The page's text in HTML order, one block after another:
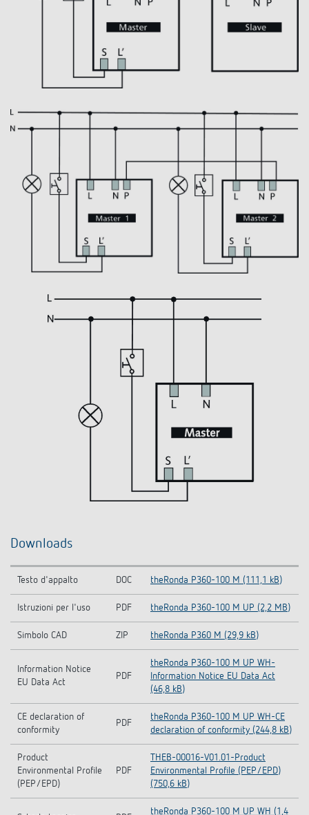
Downloads
Testo d'appalto DOC theRonda P360-100 M (111,1 kB)
Istruzioni per l'uso PDF theRonda P360-100 M UP (2,2 MB)
Simbolo CAD ZIP theRonda P360 M (29,9 kB)
Information Notice
EU Data Act
PDF
theRonda P360-100 M UP WH-
Information Notice EU Data Act
(46,8 kB)
CE declaration of
conformity
PDF
theRonda P360-100 M UP WH-CE
declaration of conformity (244,8 kB)
Product
Environmental Profile
(PEP/EPD)
PDF
THEB-00016-V01.01-Product
Environmental Profile (PEP/EPD)
(750,6 kB)
theRonda P360-100 M UP WH (1,4